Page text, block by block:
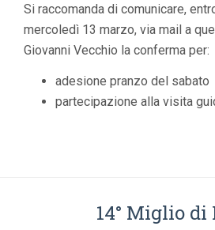
Si raccomanda di comunicare,
mercoledì 13 marzo, via mail a
Giovanni Vecchio la conferma per:
adesione pranzo del sabato
partecipazione alla visita
14° Miglio di